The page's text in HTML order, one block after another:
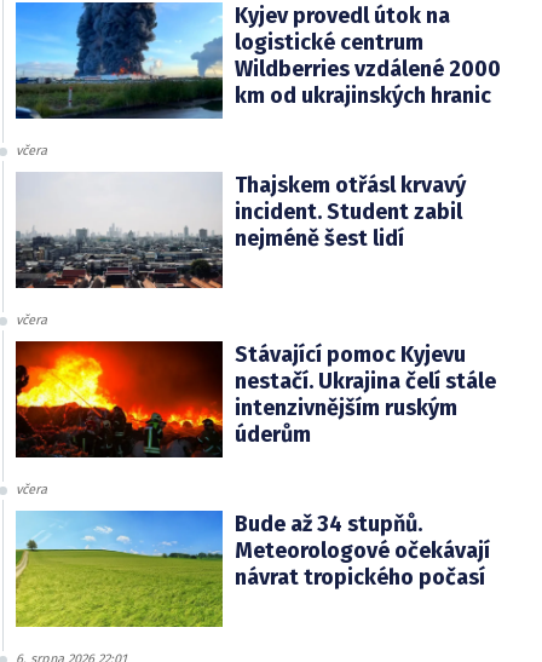
Kyjev provedl útok na
logistické centrum
Wildberries vzdálené 2000
km od ukrajinských hranic
včera
Thajskem otřásl krvavý
incident. Student zabil
nejméně šest lidí
včera
Stávající pomoc Kyjevu
nestačí. Ukrajina čelí stále
intenzivnějším ruským
úderům
včera
Bude až 34 stupňů.
Meteorologové očekávají
návrat tropického počasí